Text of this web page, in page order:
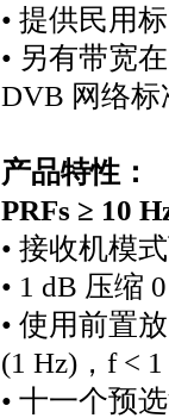
• 提供民用
• 另有带宽
DVB 网络标
产品特性：
PRFs ≥ 10
• 接收机模
• 1 dB 压缩
• 使用前置
(1 Hz)，f <
• 十一个预